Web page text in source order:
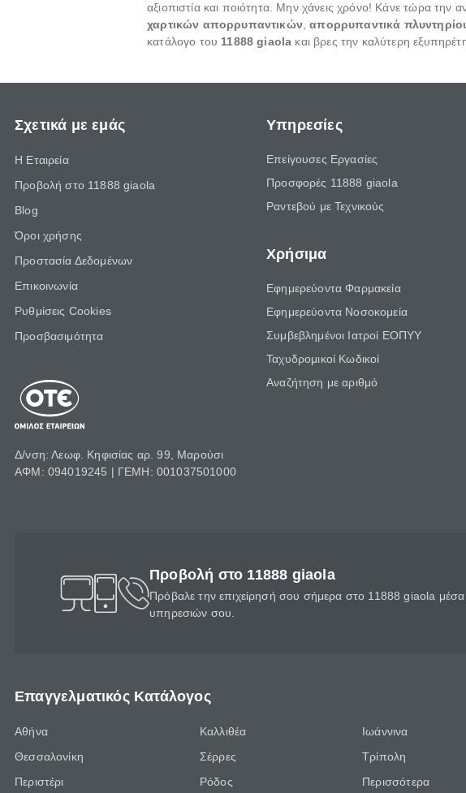
αξιοπιστία και ποιότητα. Μην χάνεις χρόνο! Κάνε τώρα την
χαρτικών απορρυπαντικών ,απορρυπαντικά
κατάλογο του 11888 giaola και βρες την καλύτερη
Σχετικά με εμάς
Η Εταιρεία
Προβολή στο 11888 giaola
Blog
Όροι χρήσης
Προστασία Δεδομένων
Επικοινωνία
Ρυθμίσεις Cookies
Προσβασιμότητα
Δ/νση: Λεωφ. Κηφισίας αρ. 99, Μαρούσι
ΑΦΜ: 094019245 | ΓΕΜΗ: 001037501000
Υπηρεσίες
Επείγουσες Εργασίες
Προσφορές 11888 giaola
Ραντεβού με Τεχνικούς
Χρήσιμα
Εφημερεύοντα Φαρμακεία
Εφημερεύοντα Νοσοκομεία
Συμβεβλημένοι Ιατροί ΕΟΠΥΥ
Ταχυδρομικοί Κωδικοί
Αναζήτηση με αριθμό
Προβολή στο 11888 giaola
Πρόβαλε την επιχείρησή σου σήμερα στο 11888 giaola μέσα
υπηρεσιών σου.
Επαγγελματικός Κατάλογος
Αθήνα
Θεσσαλονίκη
Περιστέρι
Καλλιθέα
Σέρρες
Ρόδος
Ιωάννινα
Τρίπολη
Περισσότερα